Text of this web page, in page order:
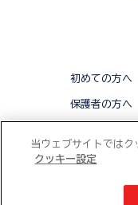
初めての方へ
保護者の方へ
当ウェブサイトではク
クッキー設定